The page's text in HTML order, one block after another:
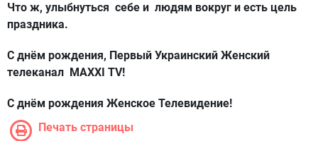
Что ж, улыбнуться себе и людям вокруг и есть цель
праздника.
С днём рождения, Первый Украинский Женский
телеканал MAXXI TV!
С днём рождения Женское Телевидение!
Печать страницы